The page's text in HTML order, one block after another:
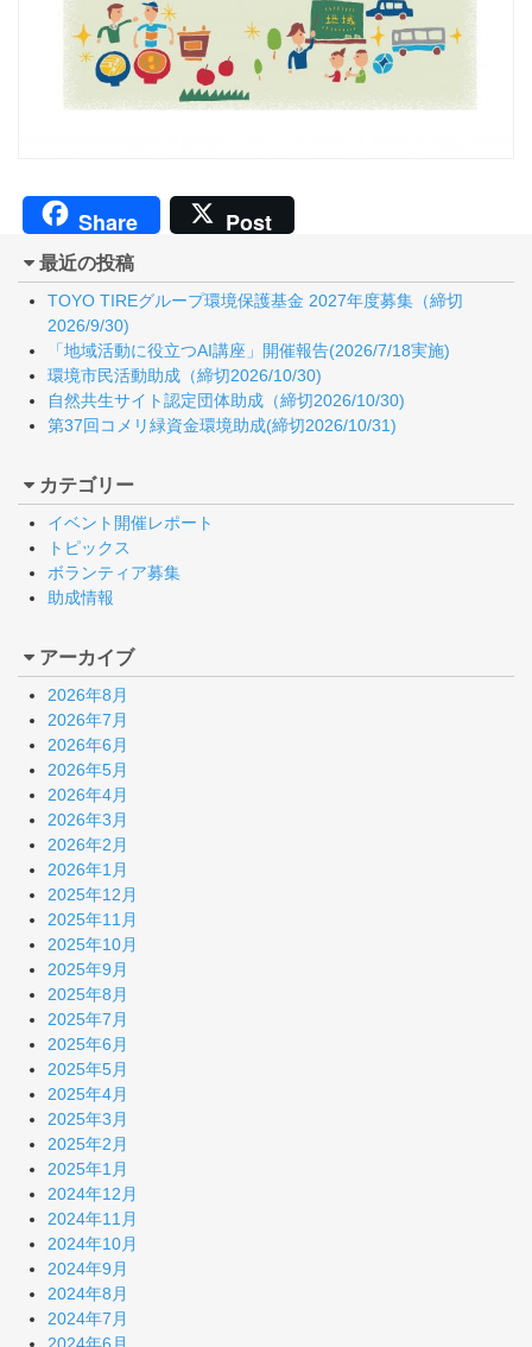
Share Post
最近の投稿
TOYO TIREグループ環境保護基金 2027年度募集（締切
2026/9/30)
「地域活動に役立つAI講座」開催報告(2026/7/18実施)
環境市民活動助成（締切2026/10/30)
自然共生サイト認定団体助成（締切2026/10/30)
第37回コメリ緑資金環境助成(締切2026/10/31)
カテゴリー
イベント開催レポート
トピックス
ボランティア募集
助成情報
アーカイブ
2026年8月
2026年7月
2026年6月
2026年5月
2026年4月
2026年3月
2026年2月
2026年1月
2025年12月
2025年11月
2025年10月
2025年9月
2025年8月
2025年7月
2025年6月
2025年5月
2025年4月
2025年3月
2025年2月
2025年1月
2024年12月
2024年11月
2024年10月
2024年9月
2024年8月
2024年7月